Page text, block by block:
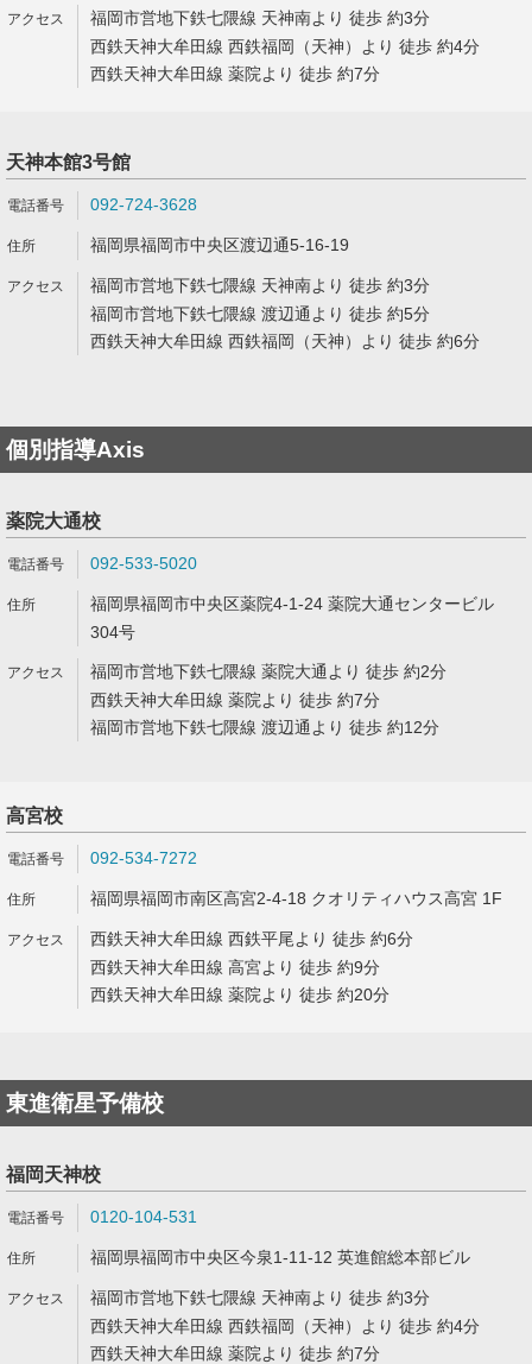
福岡市営地下鉄七隈線 天神南より 徒歩 約3分
西鉄天神大牟田線 西鉄福岡（天神）より 徒歩 約4分
西鉄天神大牟田線 薬院より 徒歩 約7分
天神本館3号館
092-724-3628
福岡県福岡市中央区渡辺通5-16-19
福岡市営地下鉄七隈線 天神南より 徒歩 約3分
福岡市営地下鉄七隈線 渡辺通より 徒歩 約5分
西鉄天神大牟田線 西鉄福岡（天神）より 徒歩 約6分
個別指導Axis
薬院大通校
092-533-5020
福岡県福岡市中央区薬院4-1-24 薬院大通センタービル
304号
福岡市営地下鉄七隈線 薬院大通より 徒歩 約2分
西鉄天神大牟田線 薬院より 徒歩 約7分
福岡市営地下鉄七隈線 渡辺通より 徒歩 約12分
高宮校
092-534-7272
福岡県福岡市南区高宮2-4-18 クオリティハウス高宮 1F
西鉄天神大牟田線 西鉄平尾より 徒歩 約6分
西鉄天神大牟田線 高宮より 徒歩 約9分
西鉄天神大牟田線 薬院より 徒歩 約20分
東進衛星予備校
福岡天神校
0120-104-531
福岡県福岡市中央区今泉1-11-12 英進館総本部ビル
福岡市営地下鉄七隈線 天神南より 徒歩 約3分
西鉄天神大牟田線 西鉄福岡（天神）より 徒歩 約4分
西鉄天神大牟田線 薬院より 徒歩 約7分